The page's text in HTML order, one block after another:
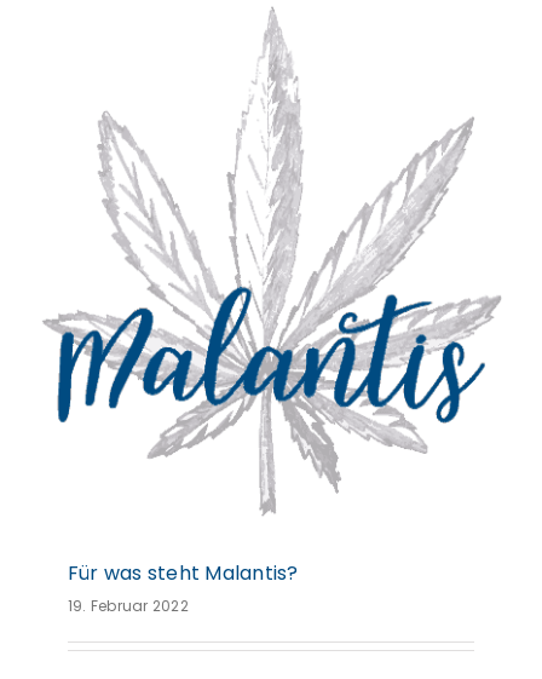
Für was steht Malantis?
Für was steht Malantis?
19. Februar 2022